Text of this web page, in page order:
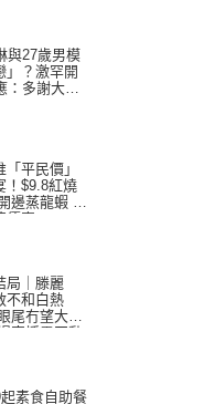
與27歲男模
」？激罕開
：多謝大家
平民價」
！$9.8紅燒
邊蒸龍蝦 3
優惠
局｜滕麗
不和白熱
商場直播零互動
素食自助餐